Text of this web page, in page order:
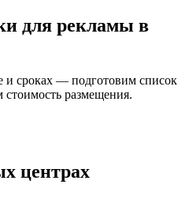
для рекламы в
и сроках — подготовим список
размещения.
центрах